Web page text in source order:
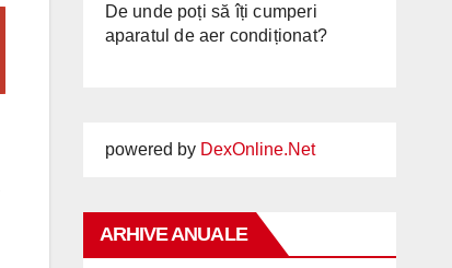
De unde poți să îți cumperi
aparatul de aer condiționat?
powered by DexOnline.Net
ARHIVE ANUALE